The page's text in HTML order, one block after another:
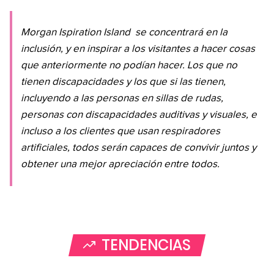
Morgan Ispiration Island se concentrará en la
inclusión, y en inspirar a los visitantes a hacer cosas
que anteriormente no podían hacer. Los que no
tienen discapacidades y los que si las tienen,
incluyendo a las personas en sillas de rudas,
personas con discapacidades auditivas y visuales, e
incluso a los clientes que usan respiradores
artificiales, todos serán capaces de convivir juntos y
obtener una mejor apreciación entre todos.
TENDENCIAS